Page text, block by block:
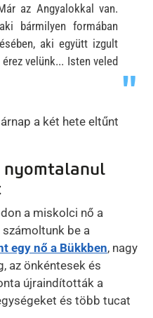
az Angyalokkal van.
bármilyen formában
aki együtt izgult
velünk... Isten veled
a két hete eltűnt
nyomtalanul
a miskolci nő a
be a
egy nő a Bükkben, nagy
az önkéntesek és
újraindították a
és több tucat